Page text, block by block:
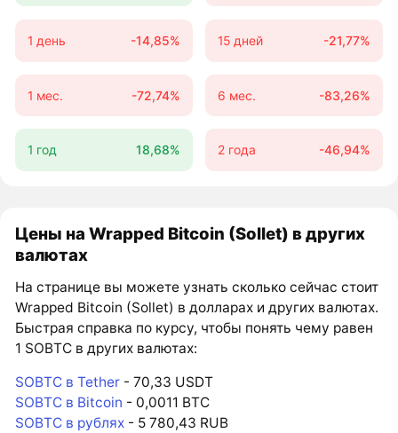
1 день -14,85% 15 дней -21,77%
1 мес. -72,74% 6 мес. -83,26%
1 год 18,68% 2 года -46,94%
Цены на Wrapped Bitcoin (Sollet) в других
валютах
На странице вы можете узнать сколько сейчас стоит
Wrapped Bitcoin (Sollet) в долларах и других валютах.
Быстрая справка по курсу, чтобы понять чему равен
1 SOBTC в других валютах:
SOBTC в Tether - 70,33 USDT
SOBTC в Bitcoin - 0,0011 BTC
SOBTC в рублях - 5 780,43 RUB